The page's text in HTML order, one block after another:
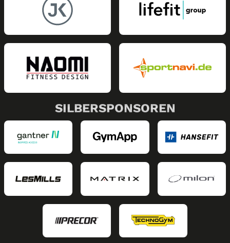
SILBERSPONSOREN